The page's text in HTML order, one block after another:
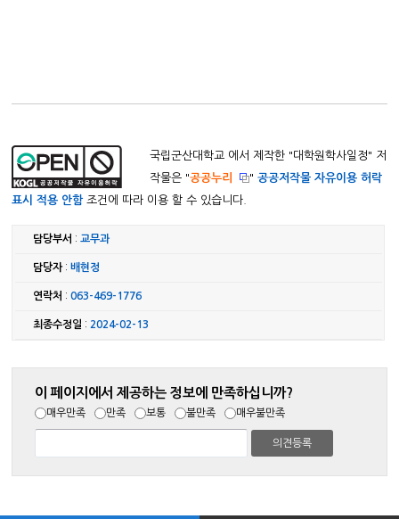
국립군산대학교 에서 제작한 "대학원학사일정" 저
작물은 "공공누리 "공공저작물 자유이용 허락
표시 적용 안함조건에 따라 이용 할 수 있습니다.
담당부서 :교무과
담당자:배현정
연락처 :063-469-1776
최종수정일 : 2024-02-13
이 페이지에서 제공하는 정보에 만족하십니까?
매우만족 만족 보통 불만족 매우불만족